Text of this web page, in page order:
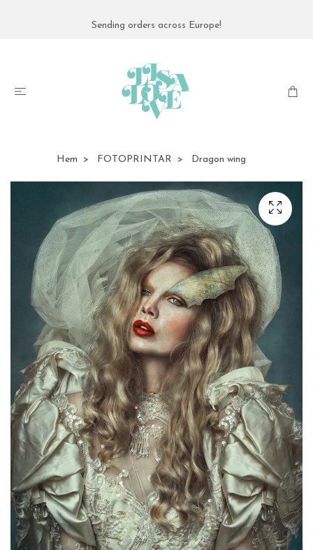
Sending orders across Europe!
Hem FOTOPRINTAR Dragon wing